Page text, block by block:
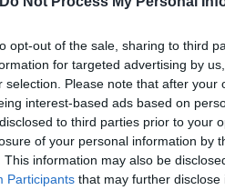
opt-out of the sale, sharing to third
for targeted advertising by
selection. Please note that after
interest-based ads based on
to third parties prior to your
of your personal information by
This information may also be
Participants that may further disclose
in peace.pic.twitter.com/
με τους Black
από εμβληματικά
είτε ως σόλο